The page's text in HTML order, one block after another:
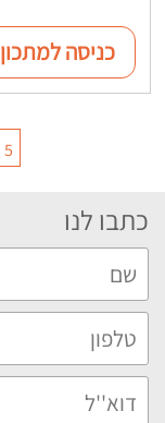
כניסה למתכון
5
כתבו לנו